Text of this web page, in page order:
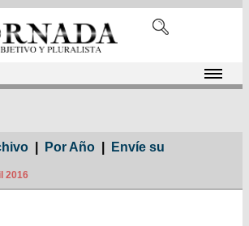
Por Año
Envíe su
2016